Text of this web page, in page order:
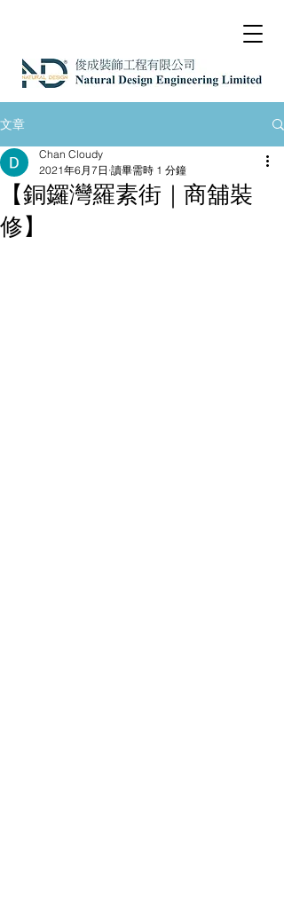
文章
【銅鑼灣羅素街｜商舖裝
修】
Chan Cloudy
2021年6月7日 讀畢需時 1 分鐘